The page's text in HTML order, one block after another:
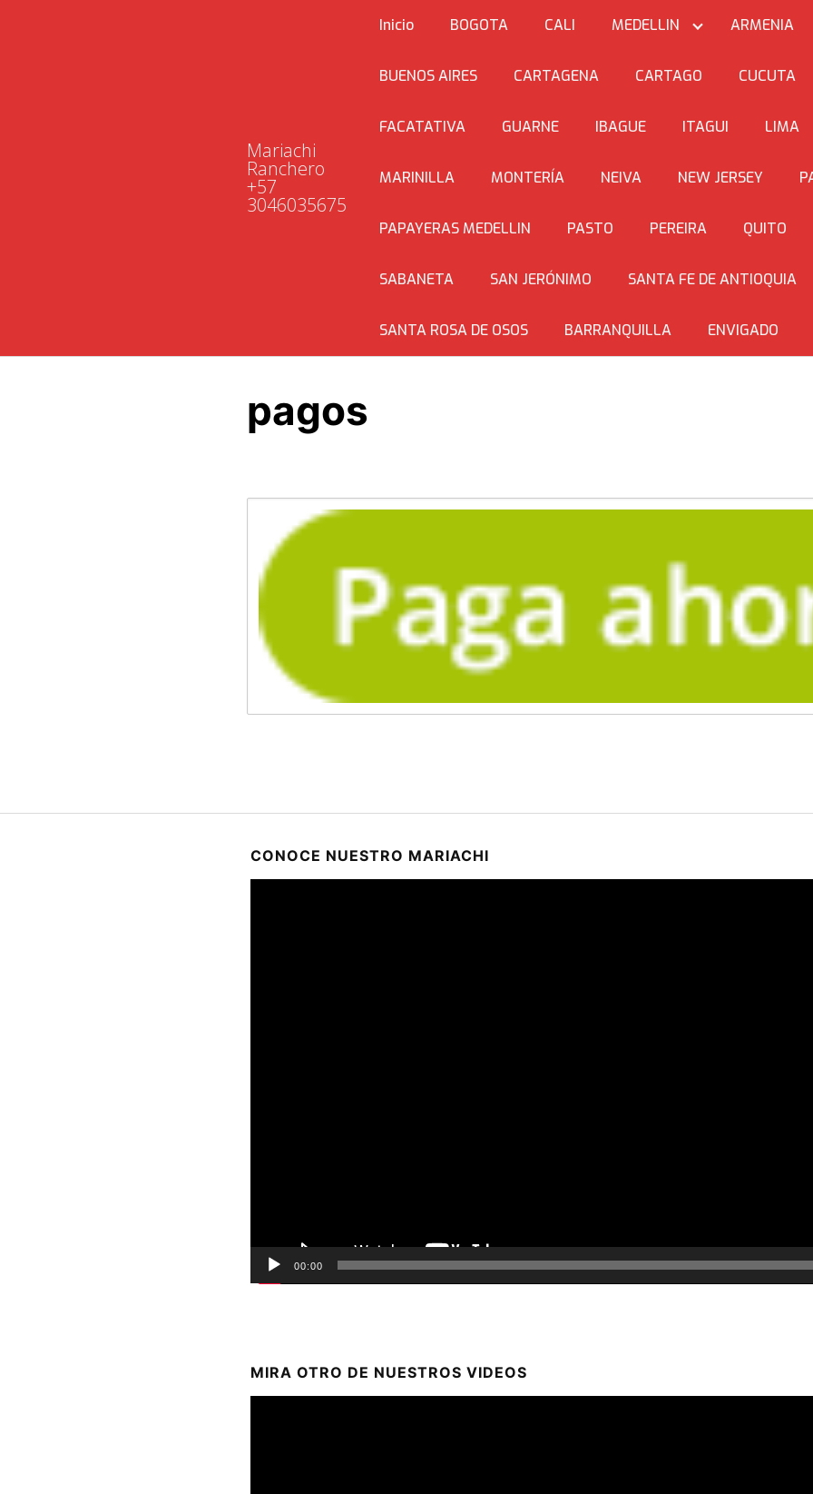
Mariachi
Ranchero
+57
3046035675
Inicio BOGOTA CALI MEDELLIN ARMENIA
BUENOS AIRES CARTAGENA CARTAGO CUCUTA
FACATATIVA GUARNE IBAGUE ITAGUI LIMA
MARINILLA MONTERÍA NEIVA NEW JERSEY
PAPAYERAS MEDELLIN PASTO PEREIRA QUITO
SABANETA SAN JERÓNIMO SANTA FE DE ANTIOQUIA
SANTA ROSA DE OSOS BARRANQUILLA ENVIGADO
pagos
CONOCE NUESTRO MARIACHI
00:00
MIRA OTRO DE NUESTROS VIDEOS